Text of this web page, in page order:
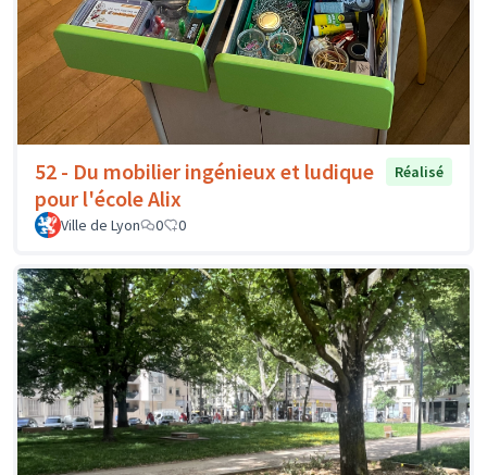
52 - Du mobilier ingénieux et ludique
pour l'école Alix
Réalisé
Ville de Lyon 0 0